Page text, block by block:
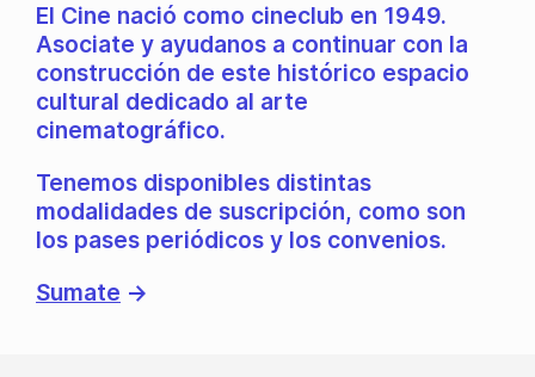
El Cine nació como cineclub en 1949.
Asociate y ayudanos a continuar con la
construcción de este histórico espacio
cultural dedicado al arte
cinematográfico.
Tenemos disponibles distintas
modalidades de suscripción, como son
los pases periódicos y los convenios.
Sumate →